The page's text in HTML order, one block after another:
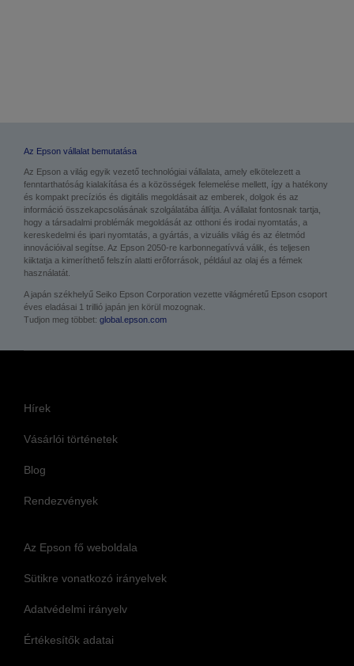
fenntarthatóság kialakítása és a közösségek felemelése mellett, így a hatékony
és kompakt precíziós és digitális megoldásait az emberek, dolgok és az
információ összekapcsolásának szolgálatába állítja. A vállalat fontosnak tartja,
hogy a társadalmi problémák megoldását az otthoni és irodai nyomtatás, a
kereskedelmi és ipari nyomtatás, a gyártás, a vizuális világ és az életmód
innovációival segítse. Az Epson 2050-re karbonnegatívvá válik, és teljesen
kiiktatja a kimeríthető felszín alatti erőforrások, például az olaj és a fémek
használatát.
éves eladásai 1 trillió japán jen körül mozognak.
Tudjon meg többet:global.epson.com
Hírek
Vásárlói történetek
Blog
Rendezvények
Az Epson fő weboldala
Sütikre vonatkozó irányelvek
Adatvédelmi irányelv
Értékesítők adatai